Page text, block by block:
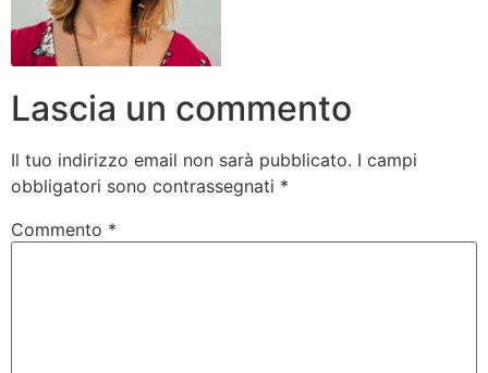
Lascia un commento
Il tuo indirizzo email non sarà pubblicato. I campi
obbligatori sono contrassegnati *
Commento *